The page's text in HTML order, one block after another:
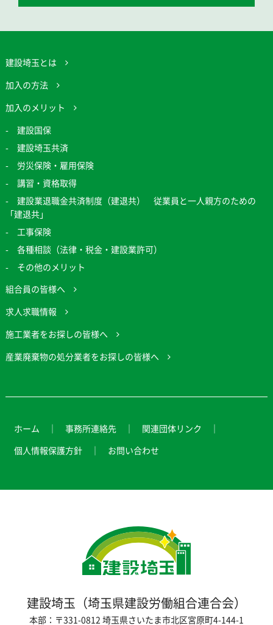
建設埼玉とは
加入の方法
加入のメリット
建設国保
建設埼玉共済
労災保険・雇用保険
講習・資格取得
建設業退職金共済制度（建退共） 従業員と一人親方のための
「建退共」
工事保険
各種相談（法律・税金・建設業許可）
その他のメリット
組合員の皆様へ
求人求職情報
施工業者をお探しの皆様へ
産業廃棄物の処分業者をお探しの皆様へ
ホーム 事務所連絡先
関連団体リンク
個人情報保護方針
お問い合わせ
建設埼玉（埼玉県建設労働組合連合会）
本部：〒331-0812 埼玉県さいたま市北区宮原町4-144-1